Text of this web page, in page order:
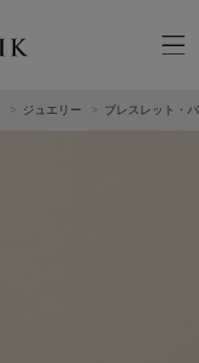
ジュエリー ブレスレット・